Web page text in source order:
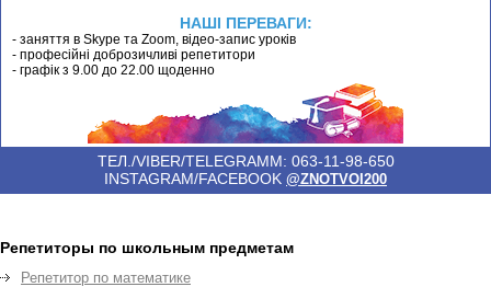
НАШІ ПЕРЕВАГИ:
- заняття в Skype та Zoom, відео-запис уроків
- професійні доброзичливі репетитори
- графік з 9.00 до 22.00 щоденно
ТЕЛ./VIBER/TELEGRAMM: 063-11-98-650
INSTAGRAM/FACEBOOK @ZNOTVOI200
Репетиторы по школьным предметам
Репетитор по математике